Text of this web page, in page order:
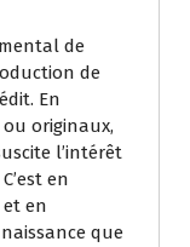
de
de
En
originaux,
l’intérêt
en
en
que